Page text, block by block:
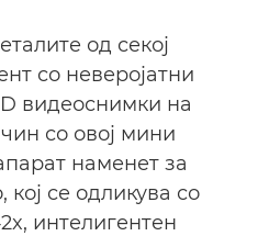
од секој
со неверојатни
видеоснимки на
со овој мини
наменет за
кој се одликува со
интелигентен